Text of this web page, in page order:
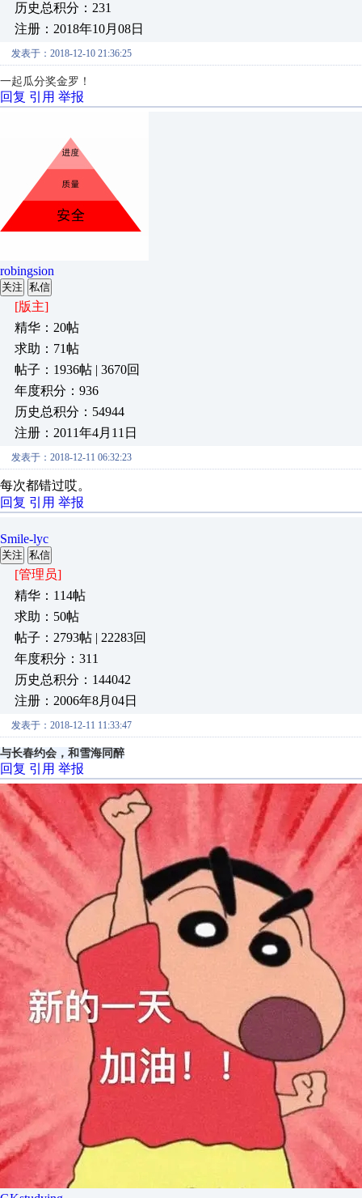
历史总积分：231
注册：2018年10月08日
发表于：2018-12-10 21:36:25
一起瓜分奖金罗！
回复 引用 举报
robingsion
关注 私信
[版主]
精华：20帖
求助：71帖
帖子：1936帖 | 3670回
年度积分：936
历史总积分：54944
注册：2011年4月11日
发表于：2018-12-11 06:32:23
每次都错过哎。
回复 引用 举报
Smile-lyc
关注 私信
[管理员]
精华：114帖
求助：50帖
帖子：2793帖 | 22283回
年度积分：311
历史总积分：144042
注册：2006年8月04日
发表于：2018-12-11 11:33:47
与长春约会，和雪海同醉
回复 引用 举报